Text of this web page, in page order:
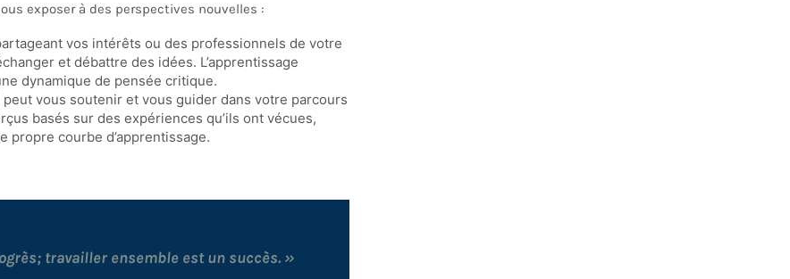
exposer à des perspectives nouvelles :
vos intérêts ou des professionnels de votre
et débattre des idées. L’apprentissage
dynamique de pensée critique.
vous soutenir et vous guider dans votre parcours
basés sur des expériences qu’ils ont vécues,
courbe d’apprentissage.
travailler ensemble est un succès. »